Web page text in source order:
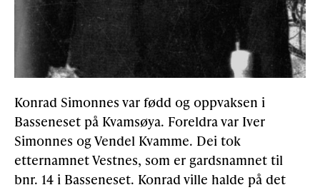
Konrad Simonnes var fødd og oppvaksen i
Basseneset på Kvamsøya. Foreldra var Iver
Simonnes og Vendel Kvamme. Dei tok
etternamnet Vestnes, som er gardsnamnet til
bnr. 14 i Basseneset. Konrad ville halde på det